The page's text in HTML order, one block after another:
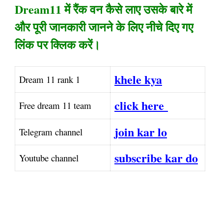
Dream11 में रैंक वन कैसे लाए उसके बारे में
और पूरी जानकारी जानने के लिए नीचे दिए गए
लिंक पर क्लिक करें।
Dream 11 rank 1 khele kya
Free dream 11 team click here
Telegram channel join kar lo
Youtube channel subscribe kar do